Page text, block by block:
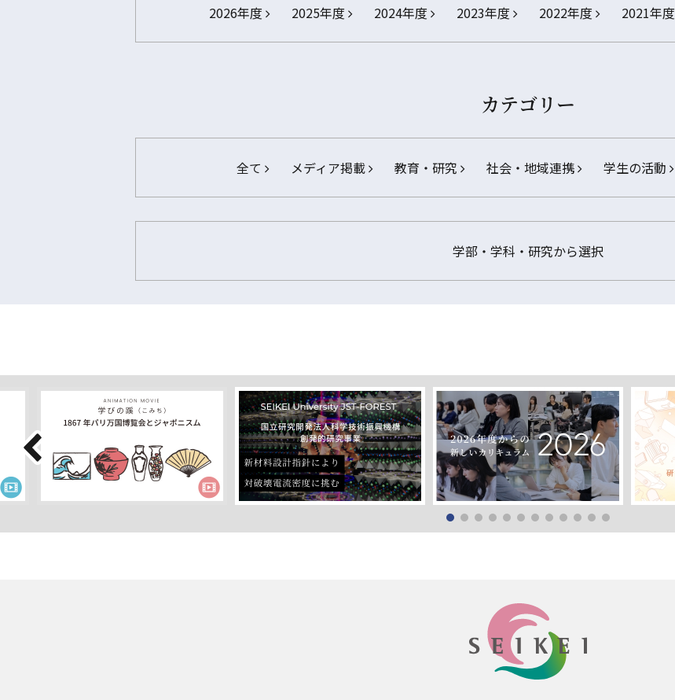
2026年度 2025年度 2024年度 2023年度 2022年度 2021年度
カテゴリー
全て メディア掲載 教育・研究 社会・地域連携 学生の活動
学部・学科・研究から選択